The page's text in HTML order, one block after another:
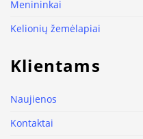
Menininkai
Kelionių žemėlapiai
Klientams
Naujienos
Kontaktai